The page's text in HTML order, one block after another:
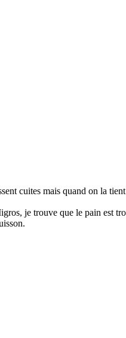
cuites mais quand on la
je trouve que le pain est